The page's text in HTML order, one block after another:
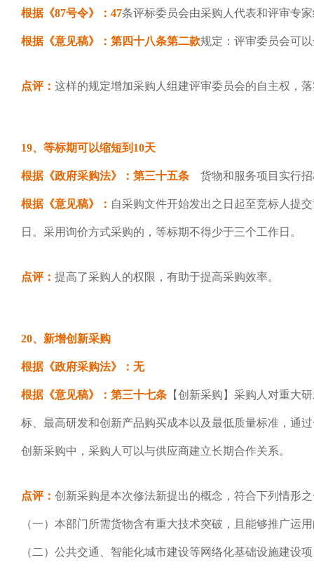
根据《87号令》：47条评标委员会由采购人代表和评审专
根据《意见稿》：第四十八条第二款规定：评审委员会可
点评： 这样的规定增加采购人组建评审委员会的自主权，
19、等标期可以缩短到10天
根据《政府采购法》：第三十五条 货物和服务项目实行
根据《意见稿》： 自采购文件开始发出之日起至竞标人提
日。采用询价方式采购的，等标期不得少于三个工作日。
点评： 提高了采购人的权限，有助于提高采购效率。
20、新增创新采购
根据《政府采购法》：无
根据《意见稿》：第三十七条 【创新采购】采购人对重大
标、最高研发和创新产品购买成本以及最低质量标准，通
创新采购中，采购人可以与供应商建立长期合作关系。
点评： 创新采购是本次修法新提出的概念，符合下列情形
（一）本部门所需货物含有重大技术突破，且能够推广运
（二）公共交通、智能化城市建设等网络化基础设施建设